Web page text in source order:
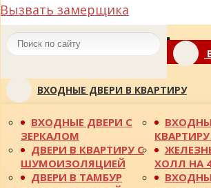
Вызвать замерщика
Toggle
navigation
ВХОДНЫЕ ДВЕРИ В КВАРТИРУ
ВХОДНЫЕ ДВЕРИ С
ЗЕРКАЛОМ
ДВЕРИ В КВАРТИРУ С
ШУМОИЗОЛЯЦИЕЙ
ДВЕРИ В ТАМБУР
ХОЛЛ НА